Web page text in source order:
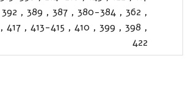
,
362
,
380-384
,
387
,
389
,
392
,
398
,
399
,
410
,
413-415
,
417
,
422